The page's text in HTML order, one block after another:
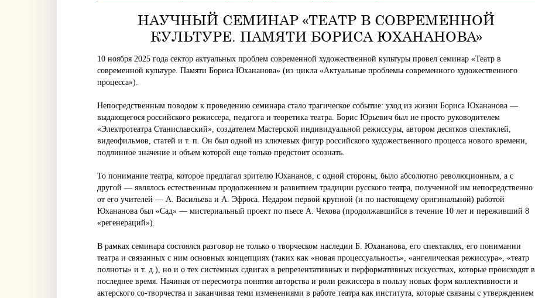
НАУЧНЫЙ СЕМИНАР «ТЕАТР В СОВРЕМЕННОЙ
КУЛЬТУРЕ. ПАМЯТИ БОРИСА ЮХАНАНОВА»
10 ноября 2025 года сектор актуальных проблем современной художественной культуры провел семинар «Театр в
современной культуре. Памяти Бориса Юхананова» (из цикла «Актуальные проблемы современного художественного
процесса»).
Непосредственным поводом к проведению семинара стало трагическое событие: уход из жизни Бориса Юхананова —
выдающегося российского режиссера, педагога и теоретика театра. Борис Юрьевич был не просто руководителем
«Электротеатра Станиславский», создателем Мастерской индивидуальной режиссуры, автором десятков спектаклей,
видеофильмов, статей и т. п. Он был одной из ключевых фигур российского художественного процесса нового времени,
подлинное значение и объем которой еще только предстоит осознать.
То понимание театра, которое предлагал зрителю Юхананов, с одной стороны, было абсолютно революционным, а с
другой — являлось естественным продолжением и развитием традиции русского театра, полученной им непосредственно
от его учителей — А. Васильева и А. Эфроса. Недаром первой крупной (и по настоящему оригинальной) работой
Юхананова был «Сад» — мистериальный проект по пьесе А. Чехова (продолжавшийся в течение 10 лет и переживший 8
«регенераций»).
В рамках семинара состоялся разговор не только о творческом наследии Б. Юхананова, его спектаклях, его понимании
театра и связанных с ним основных концепциях (таких как «новая процессуальность», «ангелическая режиссура», «театр
полноты» и т. д.), но и о тех системных сдвигах в репрезентативных и перформативных искусствах, которые происходят в
последнее время. Начиная от пересмотра понятия авторства и роли режиссера в пользу новых форм коллективности и
актерского со-творчества и заканчивая теми изменениями в работе театра как института, которые связаны с утверждением